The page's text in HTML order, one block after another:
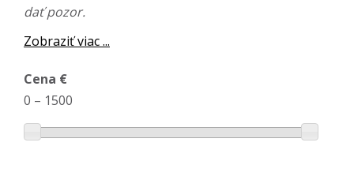
dať pozor.
Zobraziť viac ...
Cena €
0 – 1500